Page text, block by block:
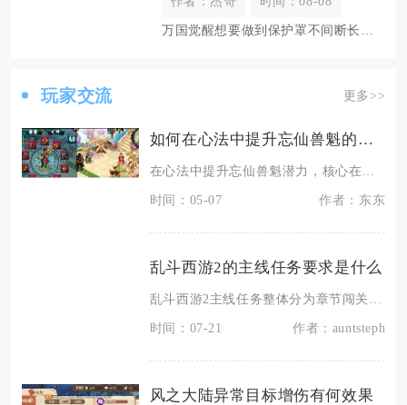
万国觉醒想要做到保护罩不间断长期生效，依靠长短护盾道具无缝续接、规避战争状态、搭配联盟加成
玩家交流 更多>>
如何在心法中提升忘仙兽魁的潜力
时间：05-07 作者：东东
乱斗西游2的主线任务要求是什么
时间：07-21 作者：auntsteph
风之大陆异常目标增伤有何效果